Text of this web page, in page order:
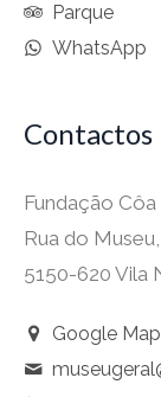
Parque
WhatsApp
Contactos
Fundação Côa
Rua do Museu,
5150-620 Vila
Google